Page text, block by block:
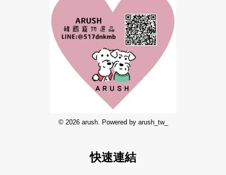
© 2026 arush. Powered by arush_tw_
快速連結